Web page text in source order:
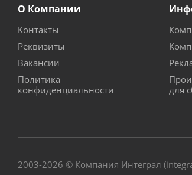
О Компании
Контакты
Реквизиты
Вакансии
Политика
конфиденциальности
для
2003-2026 © Компания Интеграл